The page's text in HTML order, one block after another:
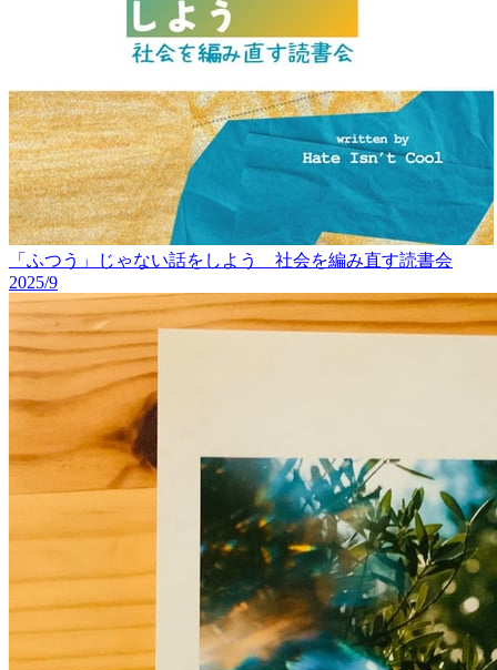
「ふつう」じゃない話をしよう 社会を編み直す読書会
2025/9